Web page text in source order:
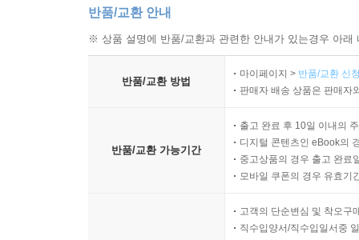
반품/교환 안내
※ 상품 설명에 반품/교환과 관련한 안내가 있는경우 아
반품/교환 방법
마이페이지 > 반품/교환 신
판매자 배송 상품은 판매자
반품/교환 가능기간
출고 완료 후 10일 이내의
디지털 콘텐츠인 eBook의
중고상품의 경우 출고 완료
모바일 쿠폰의 경우 유효기
고객의 단순변심 및 착오구
직수입양서/직수입일서중